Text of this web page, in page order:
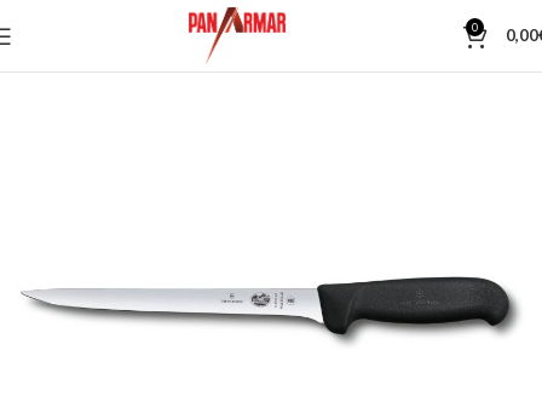
0 0,00